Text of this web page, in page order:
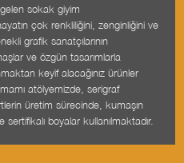
sokak giyim
çok renkliliğini, zenginliğini ve
grafik sanatçılarının
ve özgün tasarımlarla
keyif alacağınız ürünler
atölyemizde, serigraf
üretim sürecinde, kumaşın
sertifikalı boyalar kullanılmaktadır.